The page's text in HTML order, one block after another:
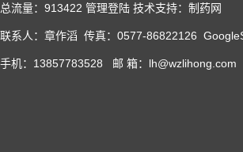
总流量：913422 管理登陆 技术支持： 制药网
联系人：章作滔 传真：0577-86822126
手机：13857783528 邮 箱：lh@wzlihong.com